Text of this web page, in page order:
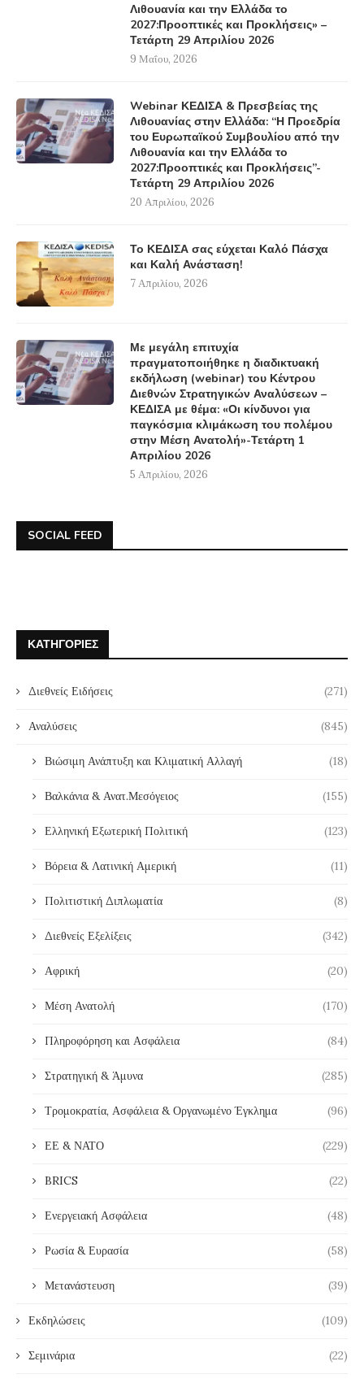
Λιθουανία και την Ελλάδα το
2027:Προοπτικές και Προκλήσεις» –
Τετάρτη 29 Απριλίου 2026
9 Μαΐου, 2026
Webinar ΚΕΔΙΣΑ & Πρεσβείας της
Λιθουανίας στην Ελλάδα: “Η Προεδρία
του Ευρωπαϊκού Συμβουλίου από την
Λιθουανία και την Ελλάδα το
2027:Προοπτικές και Προκλήσεις”-
Τετάρτη 29 Απριλίου 2026
20 Απριλίου, 2026
Το ΚΕΔΙΣΑ σας εύχεται Καλό Πάσχα
και Καλή Ανάσταση!
7 Απριλίου, 2026
Με μεγάλη επιτυχία
πραγματοποιήθηκε η διαδικτυακή
εκδήλωση (webinar) του Κέντρου
Διεθνών Στρατηγικών Αναλύσεων –
ΚΕΔΙΣΑ με θέμα: «Οι κίνδυνοι για
παγκόσμια κλιμάκωση του πολέμου
στην Μέση Ανατολή»-Τετάρτη 1
Απριλίου 2026
5 Απριλίου, 2026
SOCIAL FEED
ΚΑΤΗΓΟΡΊΕΣ
Διεθνείς Ειδήσεις (271)
Αναλύσεις (845)
Βιώσιμη Ανάπτυξη και Κλιματική Αλλαγή (18)
Βαλκάνια & Ανατ.Μεσόγειος (155)
Ελληνική Εξωτερική Πολιτική (123)
Βόρεια & Λατινική Αμερική (11)
Πολιτιστική Διπλωματία (8)
Διεθνείς Εξελίξεις (342)
Αφρική (20)
Μέση Ανατολή (170)
Πληροφόρηση και Ασφάλεια (84)
Στρατηγική & Άμυνα (285)
Τρομοκρατία, Ασφάλεια & Οργανωμένο Έγκλημα (96)
ΕΕ & ΝΑΤΟ (229)
BRICS (22)
Ενεργειακή Ασφάλεια (48)
Ρωσία & Ευρασία (58)
Μετανάστευση (39)
Εκδηλώσεις (109)
Σεμινάρια (22)